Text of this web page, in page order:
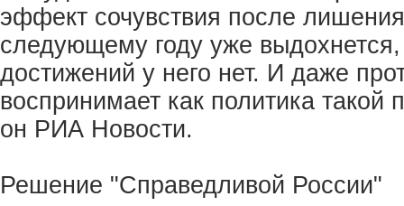
эффект сочувствия после
следующему году уже выдохнется,
достижений у него нет. И даже
воспринимает как политика
он РИА Новости.
Решение "Справедливой России"